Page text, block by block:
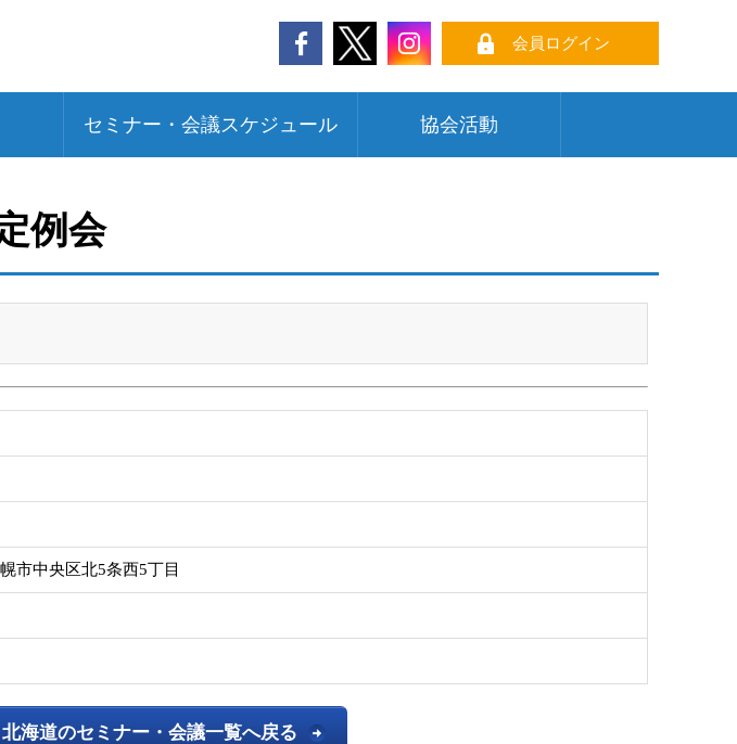
会員ログイン
セミナー・会議スケジュール 協会活動
例会
市中央区北5条西5丁目
北海道のセミナー・会議一覧へ戻る